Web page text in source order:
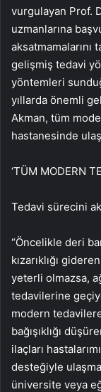
vurgulayan Prof.
uzmanlarına
gelişmiş tedavi
yöntemleri
yıllarda önemli
Akman, tüm
hastanesinde
‘TÜM MODERN
Tedavi sürecini
“Öncelikle deri
kızarıklığı
yeterli olmazsa,
tedavilerine
modern
bağışıklığı
ilaçları
desteğiyle
üniversite veya